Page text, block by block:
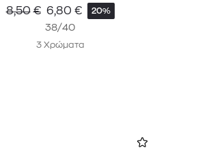
8,50 € 6,80 € 20%
38/40
3 Χρώματα